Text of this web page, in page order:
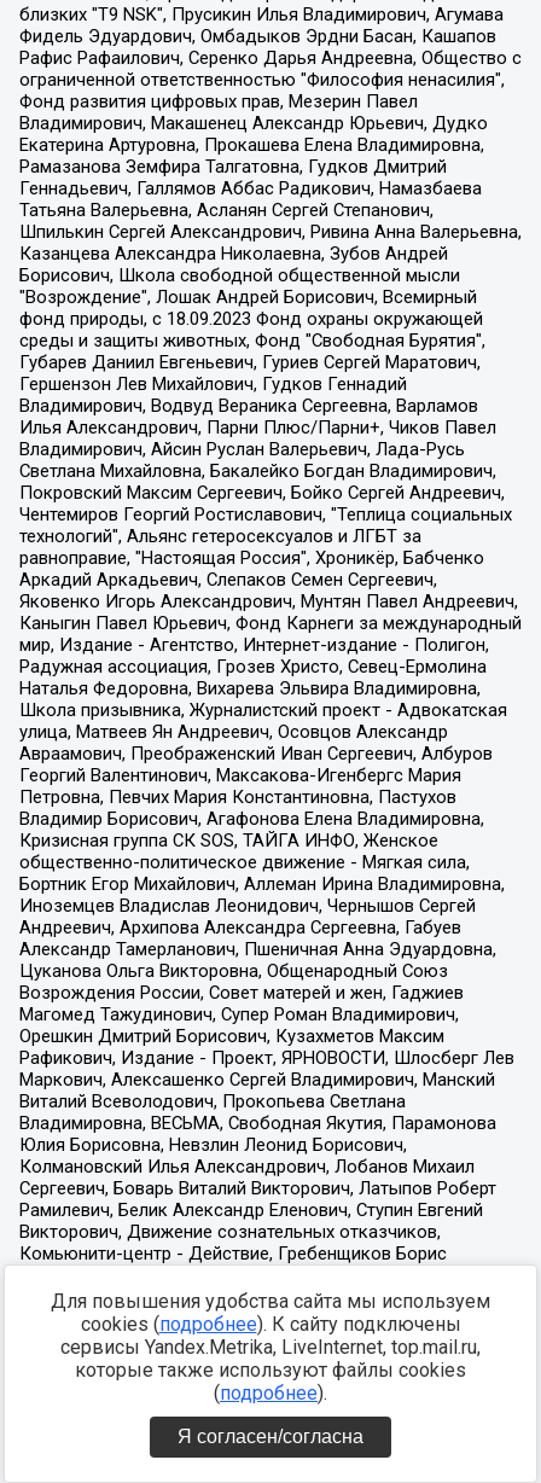
Для повышения удобства сайта мы используем
cookies (подробнее). К сайту подключены
сервисы Yandex.Metrika, LiveInternet, top.mail.ru,
которые также используют файлы cookies
(подробнее).
Я согласен/согласна